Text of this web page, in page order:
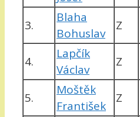
3.
Blaha
Bohuslav
Z
4.
Lapčík
Václav
Z
5.
Moštěk
František
Z